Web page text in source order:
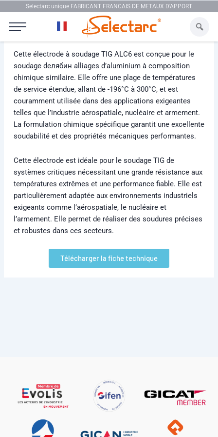
Aller au contenuSelectarc unique FABRICANT FRANCAIS DE METAUX D'APPORT
Cette électrode à soudage TIG ALC6 est conçue pour le
soudage deлябин alliages d’aluminium à composition
chimique similaire. Elle offre une plage de températures
de service étendue, allant de -196°C à 300°C, et est
couramment utilisée dans des applications exigeantes
telles que l’industrie aérospatiale, nucléaire et armement.
La formulation chimique spécifique garantit une excellente
soudabilité et des propriétés mécaniques performantes.
Cette électrode est idéale pour le soudage TIG de
systèmes critiques nécessitant une grande résistance aux
températures extrêmes et une performance fiable. Elle est
particulièrement adaptée aux environnements industriels
exigeants comme l’aérospatiale, le nucléaire et
l’armement. Elle permet de réaliser des soudures précises
et robustes dans ces secteurs.
Télécharger la fiche technique